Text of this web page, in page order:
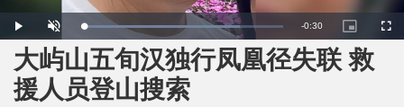
P
l
y
U
n
m
u
t
e
L
o
a
d
e
d
:
7
8
R
e
-0:30
P
i
t
u
r
F
u
大屿山五旬汉独行凤凰径失联 救
援人员登山搜索